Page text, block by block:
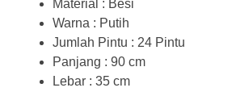
Material : Besi
Warna : Putih
Jumlah Pintu : 24 Pintu
Panjang : 90 cm
Lebar : 35 cm